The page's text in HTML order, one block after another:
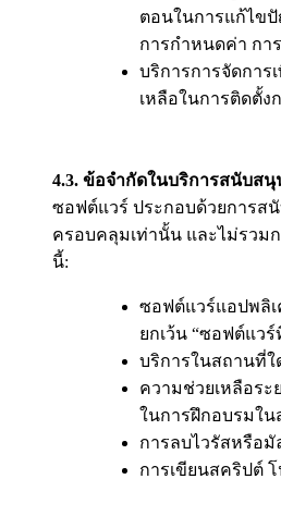
ตอนในการแก้ไข
การกำหนดค่า กา
บริการการจัดการ
เหลือในการติดตั้ง
4.3. ข้อจำกัดในบริการสนับส
ซอฟต์แวร์ ประกอบด้วยการส
ครอบคลุมเท่านั้น และไม่รวม
นี้:
ซอฟต์แวร์แอปพลิเ
ยกเว้น “ซอฟต์แว
บริการในสถานที่ใ
ความช่วยเหลือระ
ในการฝึกอบรมใ
การลบไวรัสหรือมั
การเขียนสคริปต์